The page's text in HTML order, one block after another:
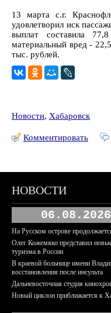
13 марта с.г.
удовлетворил иск
выплат составила
материальный вред -
тыс. рублей.
Новости, Хабаровск
Комментировать
НОВОСТИ
06.08.2026
На Русском острове
Олег Кожемяко представил
туризма в России
В краевой больнице имени
восстановления после инсульта
Дальневосточная студия
Новый циклон приближается к